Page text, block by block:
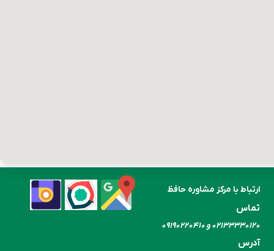
تماس
۰۲۱۳۳۳۳۰​​​​​​​۱۲۰ و ۰۹۱۹۰۲۲۰۴۱۰
آدرس
ارتباط با مرکز مشاوره حافظ